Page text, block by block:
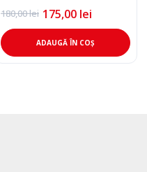
180,00lei
Prețul
inițial
a
fost:
180,00 lei.
175,00 lei
Prețul
curent
este:
175,00 lei.
ADAUGĂ ÎN COȘ